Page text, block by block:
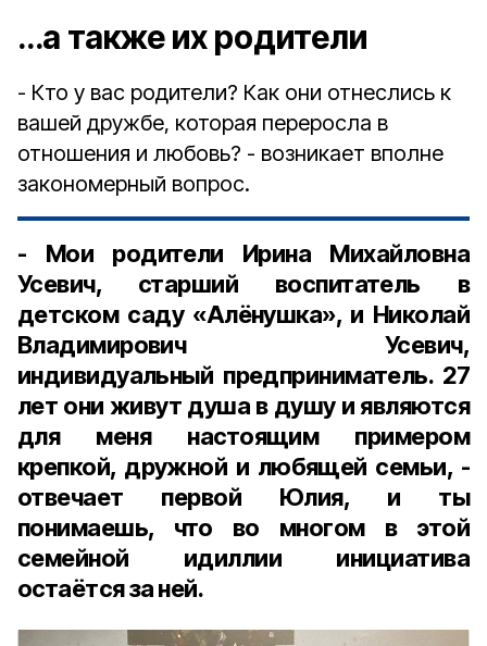
…а также их родители
- Кто у вас родители? Как они отнеслись к
вашей дружбе, которая переросла в
отношения и любовь? - возникает вполне
закономерный вопрос.
- Мои родители Ирина Михайловна
Усевич, старший воспитатель в
детском саду «Алёнушка», и Николай
Владимирович Усевич,
индивидуальный предприниматель. 27
лет они живут душа в душу и являются
для меня настоящим примером
крепкой, дружной и любящей семьи, -
отвечает первой Юлия, и ты
понимаешь, что во многом в этой
семейной идиллии инициатива
остаётся за ней.